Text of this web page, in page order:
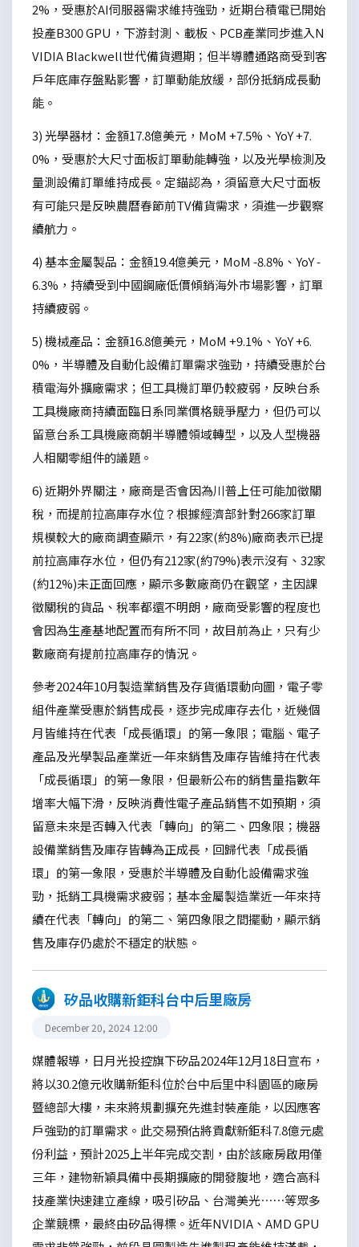
2%，受惠於AI伺服器需求維持強勁，近期台積電已開始
投產B300 GPU，下游封測、載板、PCB產業同步進入N
VIDIA Blackwell世代備貨週期；但半導體通路商受到客
戶年底庫存盤點影響，訂單動能放緩，部份抵銷成長動
能。
3) 光學器材：金額17.8億美元，MoM +7.5%、YoY +7.
0%，受惠於大尺寸面板訂單動能轉強，以及光學檢測及
量測設備訂單維持成長。定錨認為，須留意大尺寸面板
有可能只是反映農曆春節前TV備貨需求，須進一步觀察
續航力。
4) 基本金屬製品：金額19.4億美元，MoM -8.8%、YoY -
6.3%，持續受到中國鋼廠低價傾銷海外市場影響，訂單
持續疲弱。
5) 機械產品：金額16.8億美元，MoM +9.1%、YoY +6.
0%，半導體及自動化設備訂單需求強勁，持續受惠於台
積電海外擴廠需求；但工具機訂單仍較疲弱，反映台系
工具機廠商持續面臨日系同業價格競爭壓力，但仍可以
留意台系工具機廠商朝半導體領域轉型，以及人型機器
人相關零組件的議題。
6) 近期外界關注，廠商是否會因為川普上任可能加徵關
稅，而提前拉高庫存水位？根據經濟部針對266家訂單
規模較大的廠商調查顯示，有22家(約8%)廠商表示已提
前拉高庫存水位，但仍有212家(約79%)表示沒有、32家
(約12%)未正面回應，顯示多數廠商仍在觀望，主因課
徵關稅的貨品、稅率都還不明朗，廠商受影響的程度也
會因為生產基地配置而有所不同，故目前為止，只有少
數廠商有提前拉高庫存的情況。
參考2024年10月製造業銷售及存貨循環動向圖，電子零
組件產業受惠於銷售成長，逐步完成庫存去化，近幾個
月皆維持在代表「成長循環」的第一象限；電腦、電子
產品及光學製品產業近一年來銷售及庫存皆維持在代表
「成長循環」的第一象限，但最新公布的銷售量指數年
增率大幅下滑，反映消費性電子產品銷售不如預期，須
留意未來是否轉入代表「轉向」的第二、四象限；機器
設備業銷售及庫存皆轉為正成長，回歸代表「成長循
環」的第一象限，受惠於半導體及自動化設備需求強
勁，抵銷工具機需求疲弱；基本金屬製造業近一年來持
續在代表「轉向」的第二、第四象限之間擺動，顯示銷
售及庫存仍處於不穩定的狀態。
矽品收購新鉅科台中后里廠房
December 20, 2024 12:00
媒體報導，日月光投控旗下矽品2024年12月18日宣布，
將以30.2億元收購新鉅科位於台中后里中科園區的廠房
暨總部大樓，未來將規劃擴充先進封裝產能，以因應客
戶強勁的訂單需求。此交易預估將貢獻新鉅科7.8億元處
份利益，預計2025上半年完成交割，由於該廠房啟用僅
三年，建物新穎具備中長期擴廠的開發腹地，適合高科
技產業快速建立產線，吸引矽品、台灣美光……等眾多
企業競標，最終由矽品得標。近年NVIDIA、AMD GPU